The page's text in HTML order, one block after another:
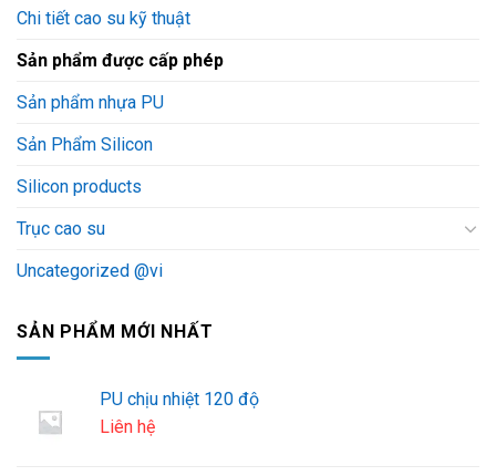
Chi tiết cao su kỹ thuật
Sản phẩm được cấp phép
Sản phẩm nhựa PU
Sản Phẩm Silicon
Silicon products
Trục cao su
Uncategorized @vi
SẢN PHẨM MỚI NHẤT
PU chịu nhiệt 120 độ
Liên hệ